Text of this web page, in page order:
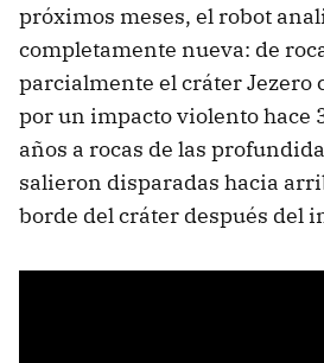
próximos meses, el robot
completamente nueva: de
parcialmente el cráter Jezero
por un impacto violento hace
años a rocas de las
salieron disparadas hacia
borde del cráter después del